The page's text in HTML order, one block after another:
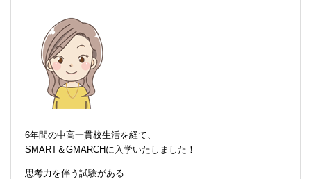
6年間の中高一貫校生活を経て、
SMART＆GMARCHに入学いたしました！
思考力を伴う試験がある